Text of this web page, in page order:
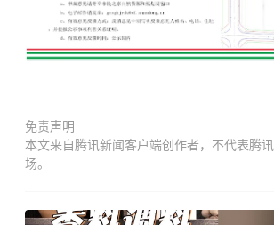
免责声明
本文来自腾讯新闻客户端创作者，不代表腾
场。